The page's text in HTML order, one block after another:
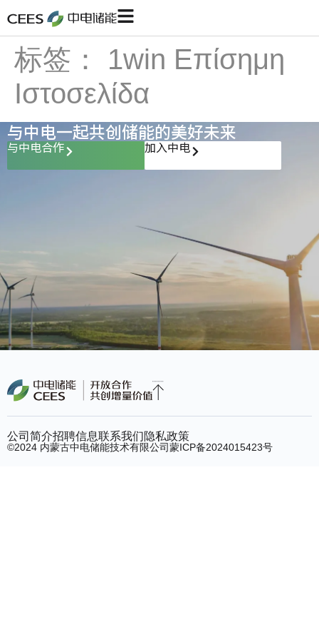
标签： 1win Επίσημη
Ιστοσελίδα
与中电一起共创储能的美好未来
与中电合作 加入中电
©2024 内蒙古中电储能技术有限公司蒙ICP备2024015423号
公司简介招聘信息联系我们隐私政策